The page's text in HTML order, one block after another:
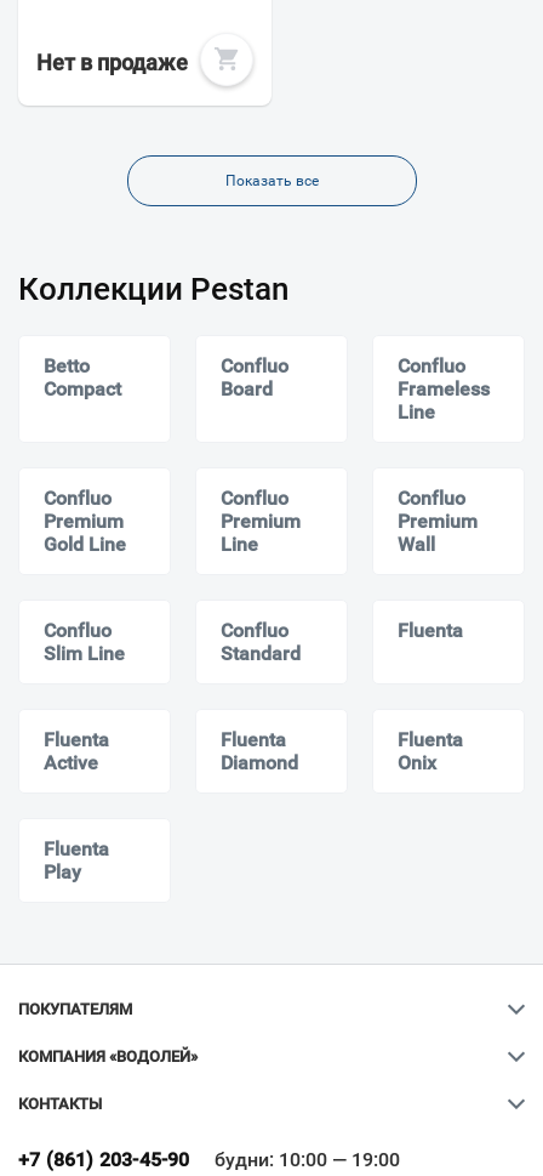
Нет в продаже
Показать все
Коллекции Pestan
Betto
Compact
Confluo
Board
Confluo
Frameless
Line
Confluo
Premium
Gold Line
Confluo
Premium
Line
Confluo
Premium
Wall
Confluo
Slim Line
Confluo
Standard
Fluenta
Fluenta
Active
Fluenta
Diamond
Fluenta
Onix
Fluenta
Play
ПОКУПАТЕЛЯМ
КОМПАНИЯ «ВОДОЛЕЙ»
КОНТАКТЫ
+7 (861) 203-45-90 будни: 10:00 — 19:00